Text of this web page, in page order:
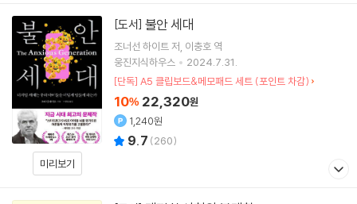
미리보기
[도서] 불안 세대
조너선 하이트 저 이충호 역
웅진지식하우스
2024.7.31.
[단독] A5 클립보드&메모패드 세트 (포인트 차감)
10% 22,320원
1,240원
9.7 (260)